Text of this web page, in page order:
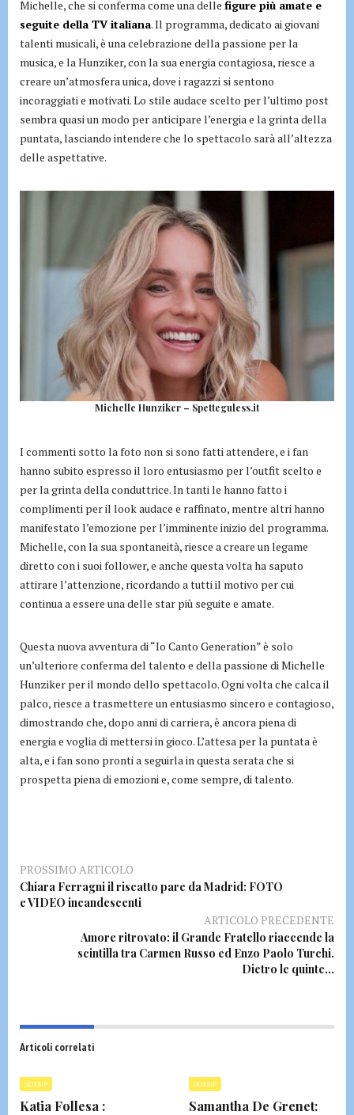
Michelle, che si conferma come una delle figure più amate e
seguite della TV italiana. Il programma, dedicato ai giovani
talenti musicali, è una celebrazione della passione per la
musica, e la Hunziker, con la sua energia contagiosa, riesce a
creare un’atmosfera unica, dove i ragazzi si sentono
incoraggiati e motivati. Lo stile audace scelto per l’ultimo post
sembra quasi un modo per anticipare l’energia e la grinta della
puntata, lasciando intendere che lo spettacolo sarà all’altezza
delle aspettative.
Michelle Hunziker – Spetteguless.it
I commenti sotto la foto non si sono fatti attendere, e i fan
hanno subito espresso il loro entusiasmo per l’outfit scelto e
per la grinta della conduttrice. In tanti le hanno fatto i
complimenti per il look audace e raffinato, mentre altri hanno
manifestato l’emozione per l’imminente inizio del programma.
Michelle, con la sua spontaneità, riesce a creare un legame
diretto con i suoi follower, e anche questa volta ha saputo
attirare l’attenzione, ricordando a tutti il motivo per cui
continua a essere una delle star più seguite e amate.
Questa nuova avventura di “Io Canto Generation” è solo
un’ulteriore conferma del talento e della passione di Michelle
Hunziker per il mondo dello spettacolo. Ogni volta che calca il
palco, riesce a trasmettere un entusiasmo sincero e contagioso,
dimostrando che, dopo anni di carriera, è ancora piena di
energia e voglia di mettersi in gioco. L’attesa per la puntata è
alta, e i fan sono pronti a seguirla in questa serata che si
prospetta piena di emozioni e, come sempre, di talento.
PROSSIMO ARTICOLO
Chiara Ferragni il riscatto pare da Madrid: FOTO
e VIDEO incandescenti
ARTICOLO PRECEDENTE
Amore ritrovato: il Grande Fratello riaccende la
scintilla tra Carmen Russo ed Enzo Paolo Turchi.
Dietro le quinte…
Articoli correlati
GOSSIP
Katia Follesa :
GOSSIP
Samantha De Grenet: